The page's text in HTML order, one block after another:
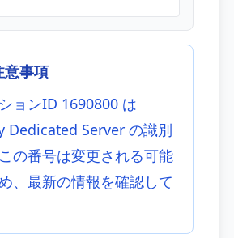
意事項
ョンID 1690800 は
Dedicated Server の識別
の番号は変更される可能
、最新の情報を確認して